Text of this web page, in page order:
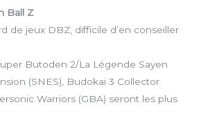
Ball Z
de jeux DBZ, difficile d’en conseiller
Butoden 2/La Légende Sayen
(SNES), Budokai 3 Collector
Warriors (GBA) seront les plus